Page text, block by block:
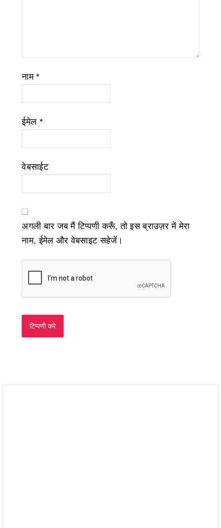
नाम*
ईमेल *
वेबसाईट
अगली बार जब मैं टिप्पणी करूँ, तो इस ब्राउज़र में मेरा
नाम, ईमेल और वेबसाइट सहेजें।